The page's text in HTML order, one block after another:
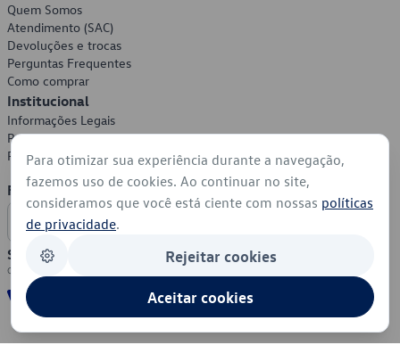
Quem Somos
Atendimento (SAC)
Devoluções e trocas
Perguntas Frequentes
Como comprar
Institucional
Informações Legais
Política de Privacidade
Política de Cookies
Formas de Pagamento
Segurança
Para otimizar sua experiência durante a navegação,
fazemos uso de cookies. Ao continuar no site,
consideramos que você está ciente com nossas políticas
de privacidade.
Rejeitar cookies
Aceitar cookies